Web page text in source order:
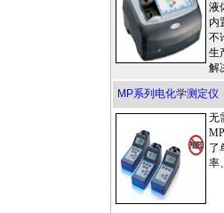
液
内
不
生
解
MP系列电化学测定仪
无
了
率